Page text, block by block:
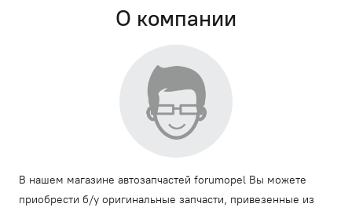
О компании
В нашем магазине автозапчастей forumopel Вы можете
приобрести б/у оригинальные запчасти, привезенные из